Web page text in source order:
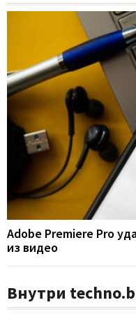
Adobe Premiere Pro
из видео
Внутри